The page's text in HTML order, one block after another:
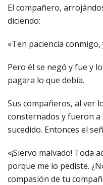
El compañero,
diciendo:
«Ten paciencia
Pero él se negó y fue y
pagara lo que debía.
Sus compañeros, al ver
consternados y fueron
sucedido. Entonces el
«¡Siervo malvado! Toda
porque me lo pediste.
compasión de tu